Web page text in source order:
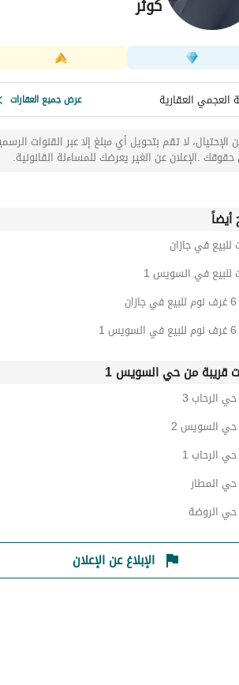
العجمي العقارية عرض جميع العقارات
الإحتيال، لا تقم بتحويل أي مبلغ إلا عبر القنوات
.الإعلان عن الغير يعرضك للمساءلة القانونية.
للبيع في جازان
للبيع في السويس 1
قريبة من حي السويس 1
الرحاب 3
السويس 2
الرحاب 1
المطار
الروضة
الإبلاغ عن الإعلان